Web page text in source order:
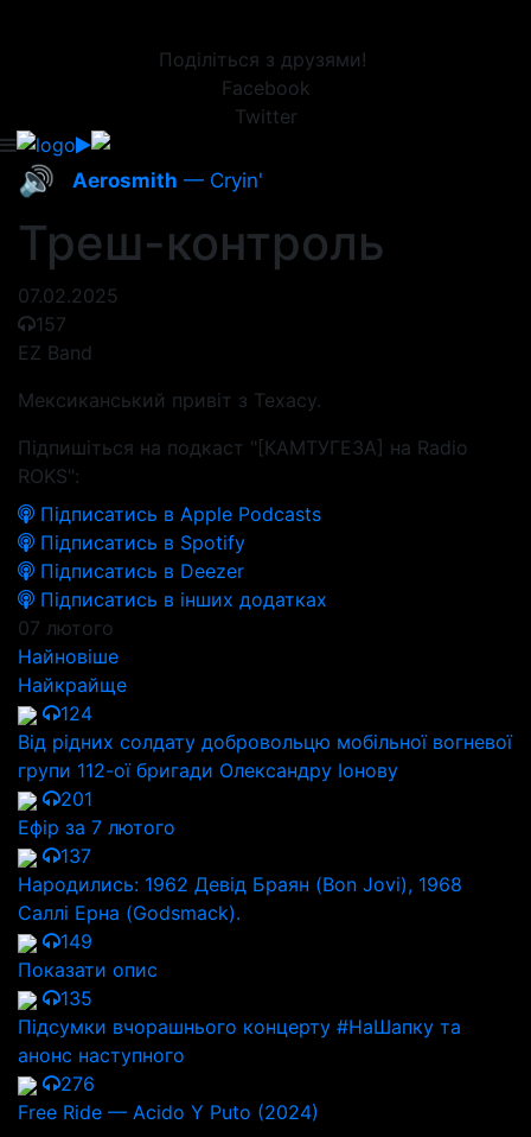
Поділіться з друзями!
Facebook
Twitter
🔊 Aerosmith — Cryin'
Треш-контроль
07.02.2025
157
EZ Band
Мексиканський привіт з Техасу.
Підпишіться на подкаст "[КАМТУГЕЗА] на Radio
ROKS":
Підписатись в Apple Podcasts
Підписатись в Spotify
Підписатись в Deezer
Підписатись в інших додатках
07 лютого
Найновіше
Найкрайще
124
Від рідних солдату добровольцю мобільної вогневої
групи 112-ої бригади Олександру Іонову
201
Ефір за 7 лютого
137
Народились: 1962 Девід Браян (Bon Jovi), 1968
Саллі Ерна (Godsmack).
149
Показати опис
135
Підсумки вчорашнього концерту #НаШапку та
анонс наступного
276
Free Ride — Acido Y Puto (2024)